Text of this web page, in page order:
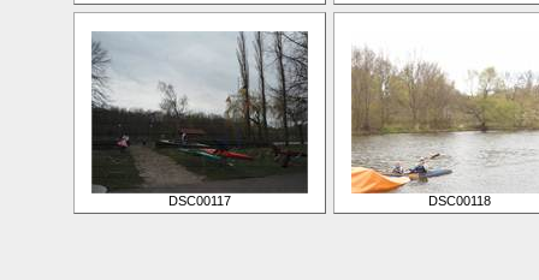
DSC00117 DSC00118